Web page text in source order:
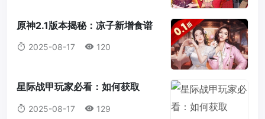
原神2.1版本揭秘：凉子新增食谱
与隐藏料理全解析
2025-08-17 120
星际战甲玩家必看：如何获取
Gauss神器「迅发电浆炮」蓝图？
2025-08-17 129